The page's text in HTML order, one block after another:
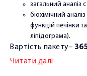
загальний аналіз
біохімічний
функцій печінки
ліпідограма).
Вартість пакету–
Читати далі